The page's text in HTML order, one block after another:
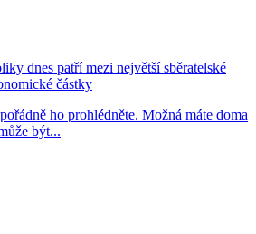
dnes patří mezi největší sběratelské
částky
ho prohlédněte. Možná máte doma
být...